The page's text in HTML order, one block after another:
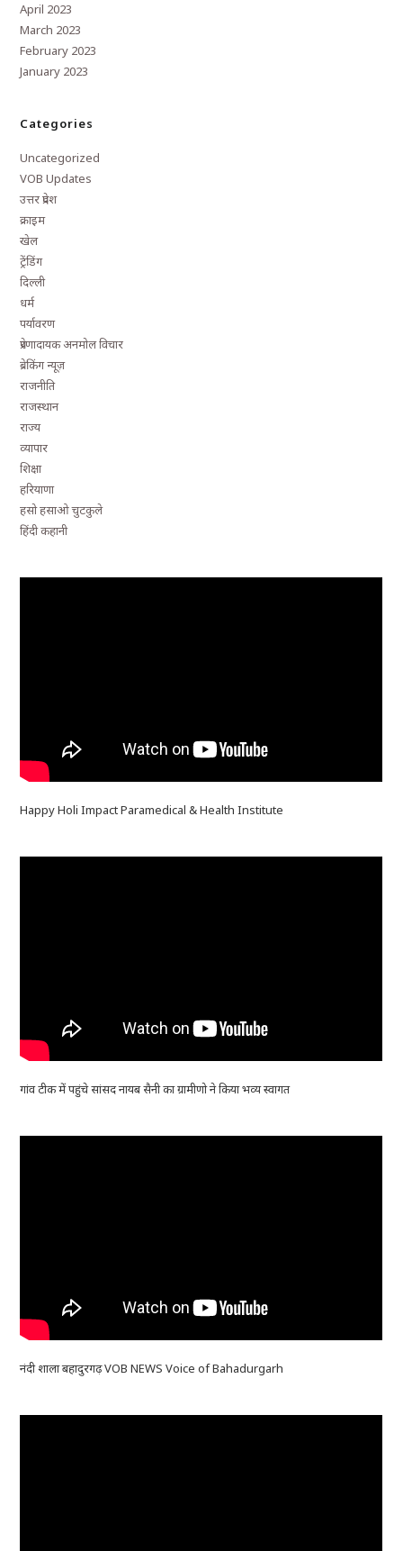
April 2023
March 2023
February 2023
January 2023
Categories
Uncategorized
VOB Updates
उत्तर प्रदेश
क्राइम
खेल
ट्रेंडिंग
दिल्ली
धर्म
पर्यावरण
प्रेरणादायक अनमोल विचार
ब्रेकिंग न्यूज़
राजनीति
राजस्थान
राज्य
व्यापार
शिक्षा
हरियाणा
हसो हसाओ चुटकुले
हिंदी कहानी
Happy Holi Impact Paramedical & Health Institute
गांव टीक में पहुंचे सांसद नायब सैनी का ग्रामीणो ने किया भव्य स्वागत
नंदी शाला बहादुरगढ़ VOB NEWS Voice of Bahadurgarh